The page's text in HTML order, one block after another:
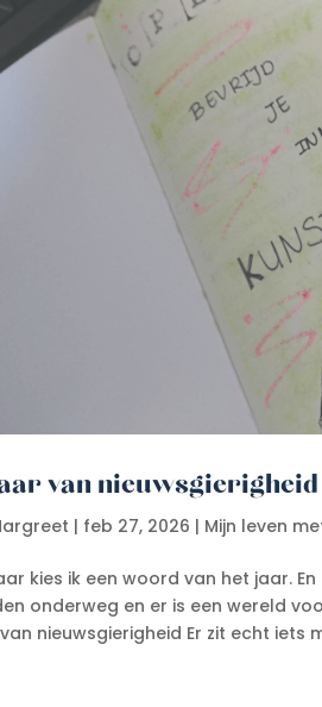
van nieuwsgierigheid
| feb 27, 2026 | Mijn leven
kies ik een woord van het jaar.
onderweg en er is een wereld
nieuwsgierigheid Er zit echt iets